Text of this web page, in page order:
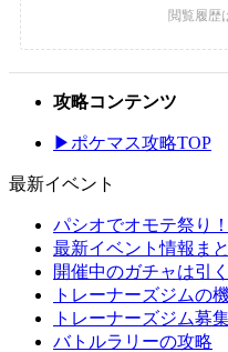
攻略コンテンツ
▶ポケマス攻略TOP
最新イベント
パシオでオモテ祭り
最新イベント情報ま
開催中のガチャは引
トレーナーズジムの
トレーナーズジム募
バトルラリーの攻略